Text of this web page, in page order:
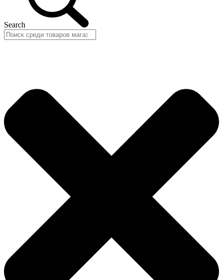
Search